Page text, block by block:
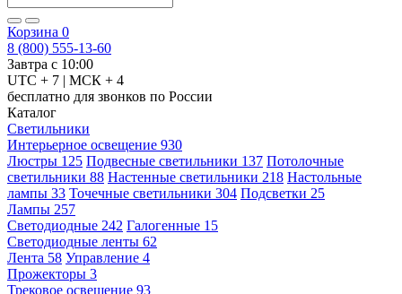
Корзина 0
8 (800) 555-13-60
Завтра с 10:00
UTC + 7 | МСК + 4
бесплатно для звонков по России
Каталог
Светильники
Интерьерное освещение 930
Люстры 125 Подвесные светильники 137 Потолочные
светильники 88 Настенные светильники 218 Настольные
лампы 33 Точечные светильники 304 Подсветки 25
Лампы 257
Светодиодные 242 Галогенные 15
Светодиодные ленты 62
Лента 58 Управление 4
Прожекторы 3
Трековое освещение 93